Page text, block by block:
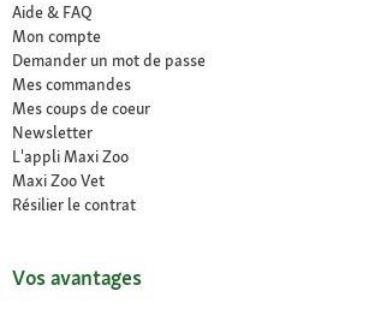
Aide & FAQ
Mon compte
Demander un mot de passe
Mes commandes
Mes coups de coeur
Newsletter
L'appli Maxi Zoo
Maxi Zoo Vet
Résilier le contrat
Vos avantages